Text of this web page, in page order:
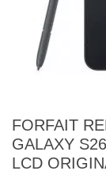
FORFAIT
GALAXY
LCD